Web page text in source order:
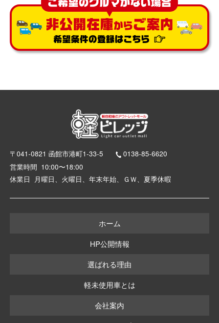
〒041-0821 函館市港町1-33-5
0138-85-6620
営業時間 10:00〜18:00
休業日 月曜日、火曜日、年末年始、ＧＷ、夏季休暇
ホーム
HP公開情報
選ばれる理由
軽未使用車とは
会社案内